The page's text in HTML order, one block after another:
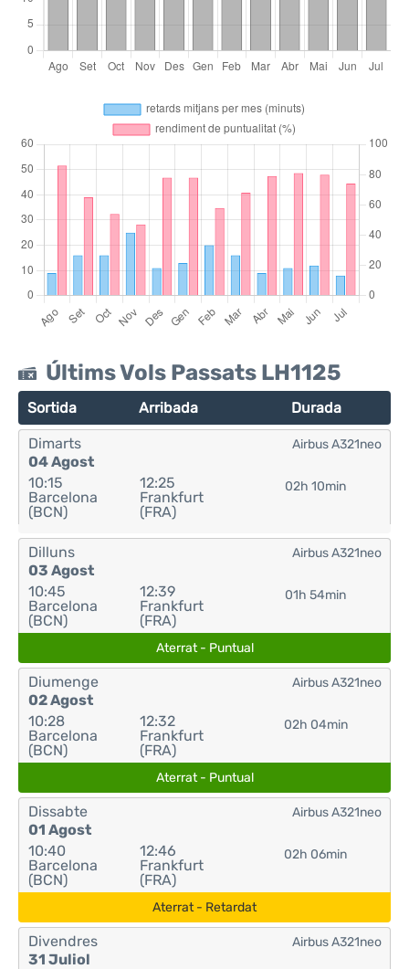
Últims Vols Passats LH1125
Sortida Arribada Durada
Dimarts
04 Agost
10:15
Barcelona
(BCN)
12:25
Frankfurt
(FRA)
02h 10min
Airbus A321neo
Dilluns
03 Agost
10:45
Barcelona
(BCN)
12:39
Frankfurt
(FRA)
01h 54min
Airbus A321neo
Aterrat - Puntual
Diumenge
02 Agost
10:28
Barcelona
(BCN)
12:32
Frankfurt
(FRA)
02h 04min
Airbus A321neo
Aterrat - Puntual
Dissabte
01 Agost
10:40
Barcelona
(BCN)
12:46
Frankfurt
(FRA)
02h 06min
Airbus A321neo
Aterrat - Retardat
Divendres
31 Juliol
Airbus A321neo